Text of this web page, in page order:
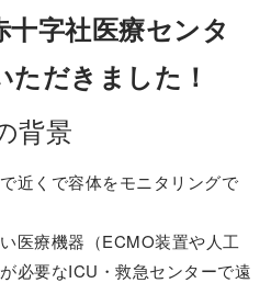
字社医療センタ
ただきました！
背景
近くで容体をモニタリングで
医療機器（ECMO装置や人工
必要なICU・救急センターで遠